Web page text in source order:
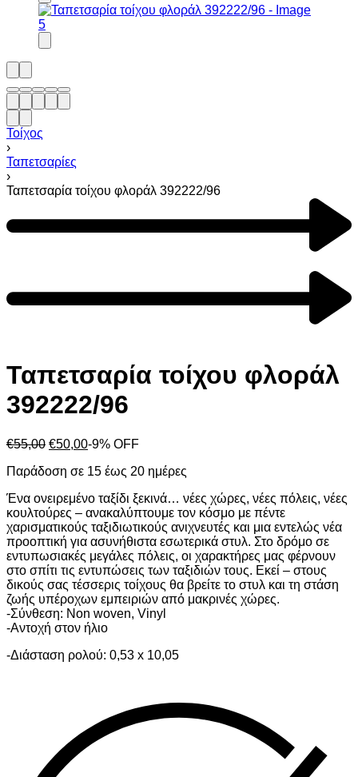
Τοίχος
›
Ταπετσαρίες
›
Ταπετσαρία τοίχου φλοράλ 392222/96
Ταπετσαρία τοίχου φλοράλ
392222/96
€55,00 €50,00-9% OFF
Παράδοση σε 15 έως 20 ημέρες
Ένα ονειρεμένο ταξίδι ξεκινά… νέες χώρες, νέες πόλεις, νέες
κουλτούρες – ανακαλύπτουμε τον κόσμο με πέντε
χαρισματικούς ταξιδιωτικούς ανιχνευτές και μια εντελώς νέα
προοπτική για ασυνήθιστα εσωτερικά στυλ. Στο δρόμο σε
εντυπωσιακές μεγάλες πόλεις, οι χαρακτήρες μας φέρνουν
στο σπίτι τις εντυπώσεις των ταξιδιών τους. Εκεί – στους
δικούς σας τέσσερις τοίχους θα βρείτε το στυλ και τη στάση
ζωής υπέροχων εμπειριών από μακρινές χώρες.
-Σύνθεση: Non woven, Vinyl
-Αντοχή στον ήλιο
-Διάσταση ρολού: 0,53 x 10,05